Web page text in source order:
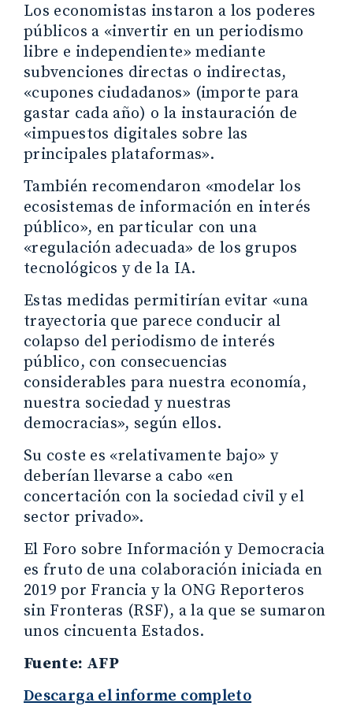
Los economistas instaron a los poderes
públicos a «invertir en un periodismo
libre e independiente» mediante
subvenciones directas o indirectas,
«cupones ciudadanos» (importe para
gastar cada año) o la instauración de
«impuestos digitales sobre las
principales plataformas».
También recomendaron «modelar los
ecosistemas de información en interés
público», en particular con una
«regulación adecuada» de los grupos
tecnológicos y de la IA.
Estas medidas permitirían evitar «una
trayectoria que parece conducir al
colapso del periodismo de interés
público, con consecuencias
considerables para nuestra economía,
nuestra sociedad y nuestras
democracias», según ellos.
Su coste es «relativamente bajo» y
deberían llevarse a cabo «en
concertación con la sociedad civil y el
sector privado».
El Foro sobre Información y Democracia
es fruto de una colaboración iniciada en
2019 por Francia y la ONG Reporteros
sin Fronteras (RSF), a la que se sumaron
unos cincuenta Estados.
Fuente: AFP
Descarga el informe completo